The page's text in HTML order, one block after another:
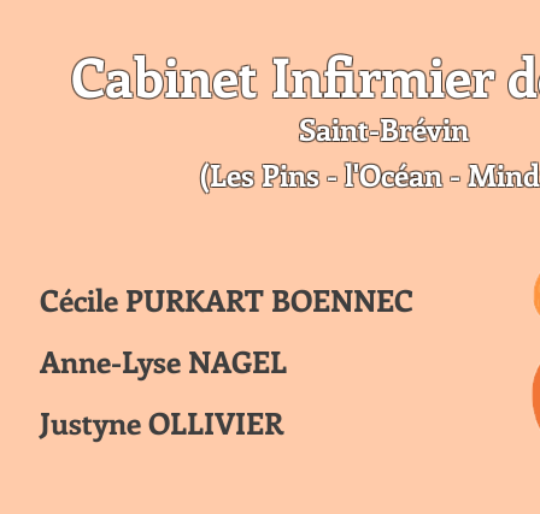
Cabinet Infirmier
Saint-Brévin
(Les Pins - l'Océan -
Cécile PURKART BOENNEC
Anne-Lyse NAGEL
Justyne OLLIVIER